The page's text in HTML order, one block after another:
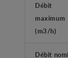
Débit
maximum
(m3/h)
Débit